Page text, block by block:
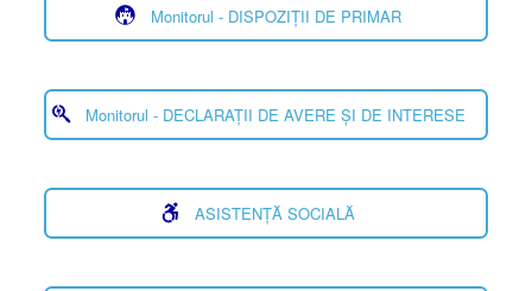
Monitorul - DISPOZIȚII DE PRIMAR
Monitorul - DECLARAȚII DE AVERE ȘI DE INTERESE
ASISTENȚĂ SOCIALĂ